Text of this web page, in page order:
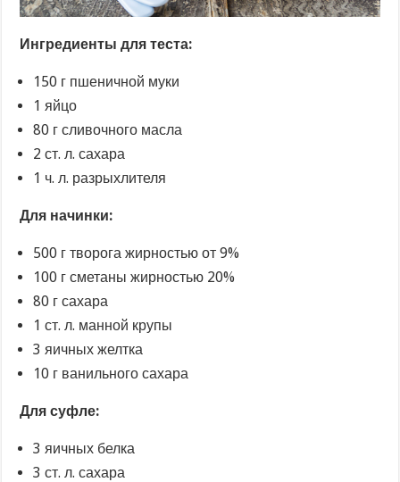
Ингредиенты для теста:
150 г пшеничной муки
1 яйцо
80 г сливочного масла
2 ст. л. сахара
1 ч. л. разрыхлителя
Для начинки:
500 г творога жирностью от 9%
100 г сметаны жирностью 20%
80 г сахара
1 ст. л. манной крупы
3 яичных желтка
10 г ванильного сахара
Для суфле:
3 яичных белка
3 ст. л. сахара